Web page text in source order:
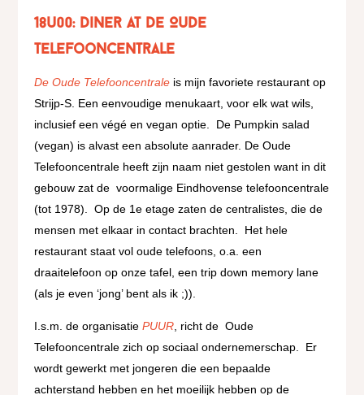
18u00: Diner at De Oude
Telefooncentrale
De Oude Telefooncentrale is mijn favoriete restaurant op
Strijp-S. Een eenvoudige menukaart, voor elk wat wils,
inclusief een végé en vegan optie.
De Pumpkin salad
(vegan) is alvast een absolute aanrader. De Oude
Telefooncentrale heeft zijn naam niet gestolen want in dit
gebouw zat de voormalige Eindhovense telefooncentrale
(tot 1978). Op de 1e etage zaten de centralistes, die de
mensen met elkaar in contact brachten.
Het hele
restaurant staat vol oude telefoons, o.a. een
draaitelefoon op onze tafel, een trip down memory lane
(als je even ‘jong’ bent als ik ;)).
I.s.m. de organisatiePUUR, richt de Oude
Telefooncentrale zich op sociaal ondernemerschap.
Er
wordt gewerkt met jongeren die een bepaalde
achterstand hebben en het moeilijk hebben op de